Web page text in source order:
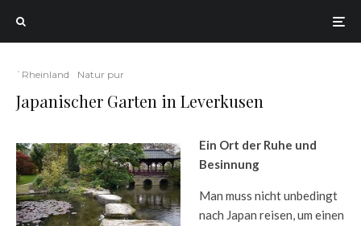
`Rheinland Natur pur
Japanischer Garten in Leverkusen
Ein Ort der Ruhe und
Besinnung
Man muss nicht unbedingt
nach Japan reisen, um einen